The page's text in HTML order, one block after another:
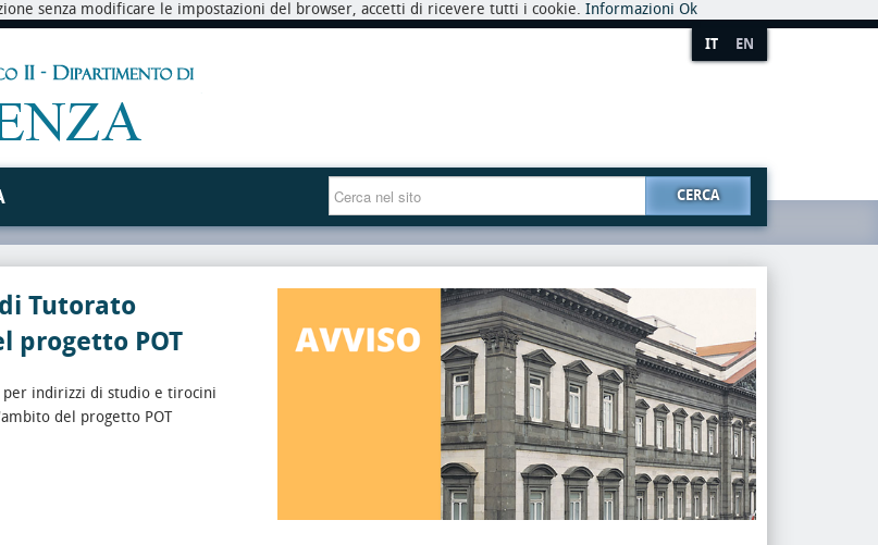
senza modificare le impostazioni del browser, accetti di ricevere tutti i cookie. Informazioni Ok
IT EN
CERCA
Tutorato
progetto POT
indirizzi di studio e tirocini
del progetto POT